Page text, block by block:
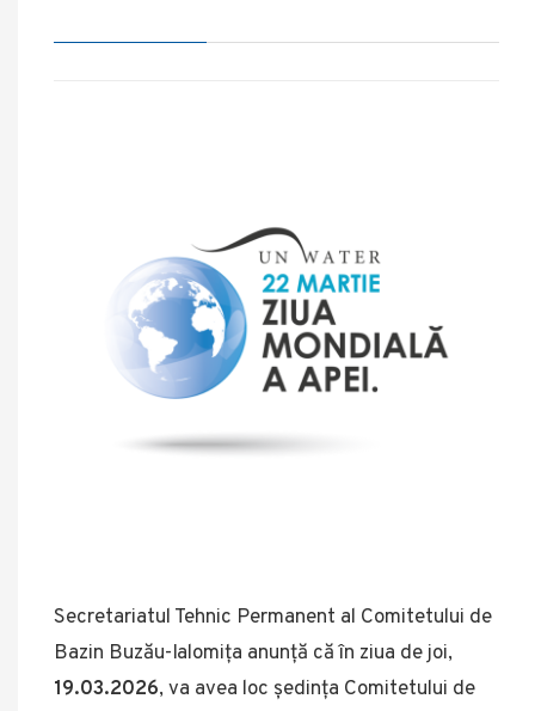
Secretariatul Tehnic Permanent al Comitetului de
Bazin Buzău-Ialomița anunță că în ziua de joi,
19.03.2026, va avea loc ședința Comitetului de